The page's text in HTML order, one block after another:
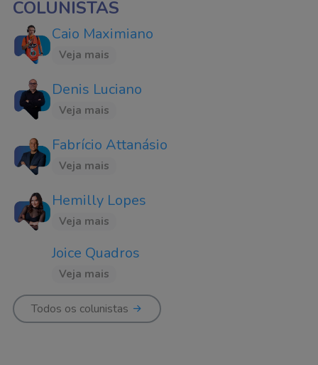
COLUNISTAS
Caio Maximiano
Veja mais
Denis Luciano
Veja mais
Fabrício Attanásio
Veja mais
Hemilly Lopes
Veja mais
Joice Quadros
Veja mais
Todos os colunistas